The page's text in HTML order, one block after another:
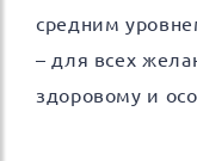
средним
– для всех
здоровому и